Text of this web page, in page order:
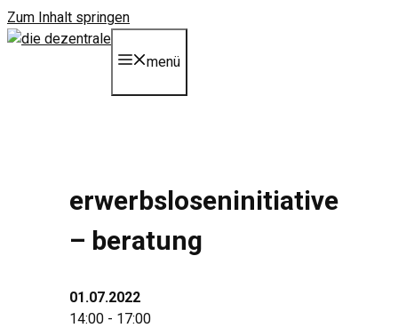
Zum Inhalt springen
menü
erwerbsloseninitiative
– beratung
01.07.2022
14:00 - 17:00